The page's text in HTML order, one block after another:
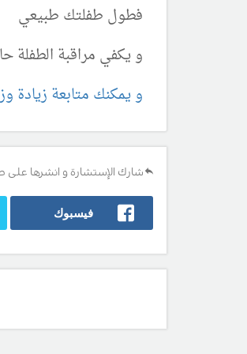
فطول طفلتك طبيعي
و يكفي مراقبة الطفلة
و يمكنك متابعة
شارك الإستشارة و انشرها
فيسبوك